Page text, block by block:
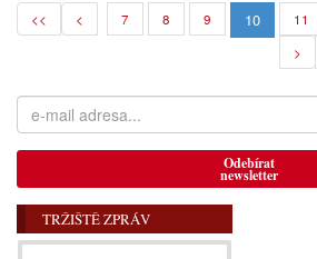
<< < 7 8 9 10 11
>
Odebírat
newsletter
TRŽIŠTĚ ZPRÁV